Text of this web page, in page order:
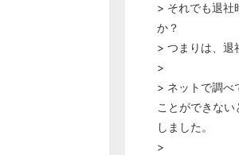
> それでも退社
か？
> つまりは、退
>
> ネットで調べ
ことができな
しました。
>